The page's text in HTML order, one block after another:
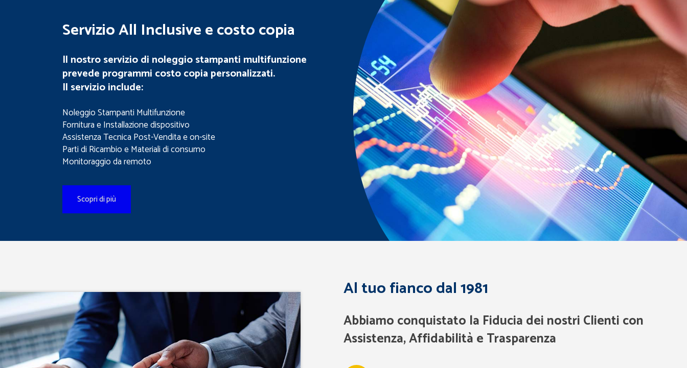
Servizio All Inclusive e costo copia
Il nostro servizio di noleggio stampanti multifunzione
prevede programmi costo copia personalizzati.
Il servizio include:
Noleggio Stampanti Multifunzione
Fornitura e Installazione dispositivo
Assistenza Tecnica Post-Vendita e on-site
Parti di Ricambio e Materiali di consumo
Monitoraggio da remoto
Scopri di più
Al tuo fianco dal 1981
Abbiamo conquistato la Fiducia dei nostri Clienti con
Assistenza, Affidabilità e Trasparenza